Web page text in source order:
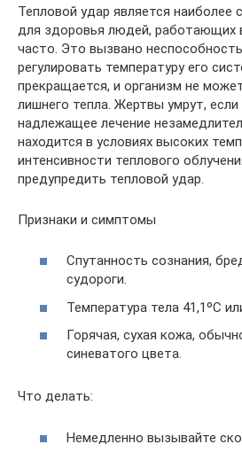
Тепловой удар является наиболее
для здоровья людей, работающих
часто. Это вызвано
регулировать температуру его
прекращается, и организм не
лишнего тепла. Жертвы умрут, если
надлежащее лечение
находится в условиях высоких
интенсивности теплового
предупредить тепловой удар.
Признаки и симптомы
Спутанность сознания,
судороги.
Температура тела 41,1ºС
Горячая, сухая кожа,
синеватого цвета.
Что делать:
Немедленно вызывайте